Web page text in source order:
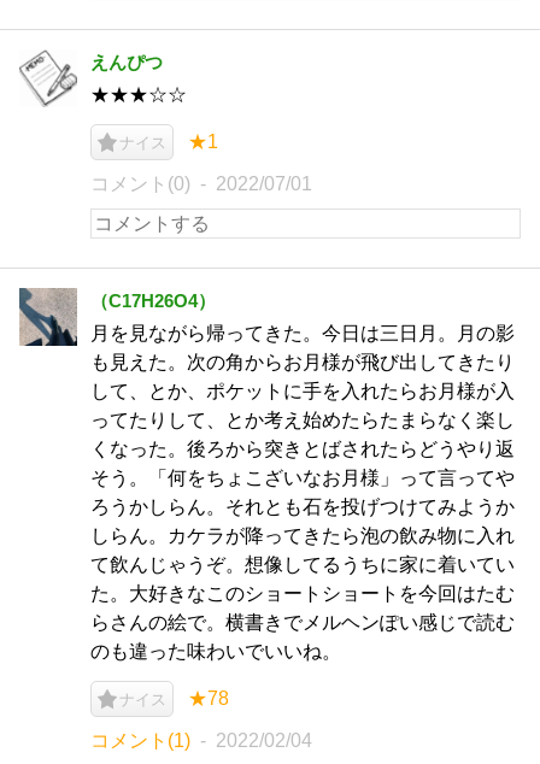
えんぴつ
★★★☆☆
ナイス ★1
コメント(0) 2022/07/01
（C17H26O4）
月を見ながら帰ってきた。今日は三日月。月の影
も見えた。次の角からお月様が飛び出してきたり
して、とか、ポケットに手を入れたらお月様が入
ってたりして、とか考え始めたらたまらなく楽し
くなった。後ろから突きとばされたらどうやり返
そう。「何をちょこざいなお月様」って言ってや
ろうかしらん。それとも石を投げつけてみようか
しらん。カケラが降ってきたら泡の飲み物に入れ
て飲んじゃうぞ。想像してるうちに家に着いてい
た。大好きなこのショートショートを今回はたむ
らさんの絵で。横書きでメルヘンぽい感じで読む
のも違った味わいでいいね。
ナイス ★78
コメント(1) 2022/02/04